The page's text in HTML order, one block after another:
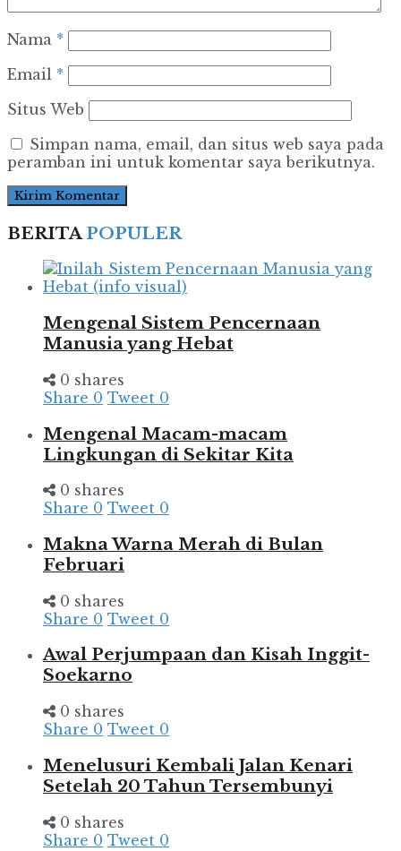
Nama *
Email *
Situs Web
Simpan nama, email, dan situs web saya pada
peramban ini untuk komentar saya berikutnya.
BERITAPOPULER
Mengenal Sistem Pencernaan
Manusia yang Hebat
0 shares
Share 0 Tweet 0
Mengenal Macam-macam
Lingkungan di Sekitar Kita
0 shares
Share 0 Tweet 0
Makna Warna Merah di Bulan
Februari
0 shares
Share 0 Tweet 0
Awal Perjumpaan dan Kisah Inggit-
Soekarno
0 shares
Share 0 Tweet 0
Menelusuri Kembali Jalan Kenari
Setelah 20 Tahun Tersembunyi
0 shares
Share 0 Tweet 0